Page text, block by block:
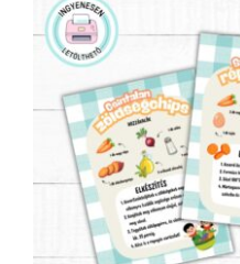
Egyszerű
gyerekek is